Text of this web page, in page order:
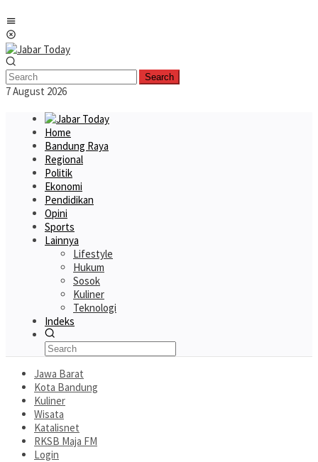
to
content
Search
7 August 2026
Home
Bandung Raya
Regional
Politik
Ekonomi
Pendidikan
Opini
Sports
Lainnya
Lifestyle
Hukum
Sosok
Kuliner
Teknologi
Indeks
Jawa Barat
Kota Bandung
Kuliner
Wisata
Katalisnet
RKSB Maja FM
Login